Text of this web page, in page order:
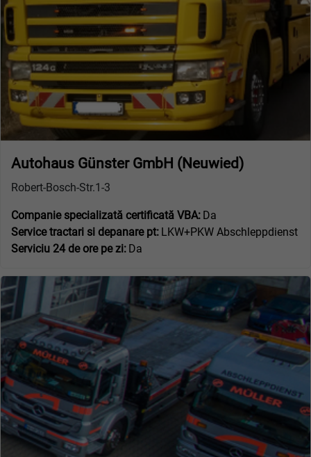
Autohaus Günster GmbH (Neuwied)
Robert-Bosch-Str.1-3
Companie specializată certificată VBA: Da
Service tractari si depanare pt: LKW+PKW Abschleppdienst
Serviciu 24 de ore pe zi: Da